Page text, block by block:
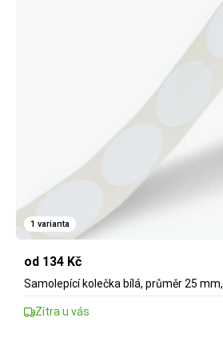
1 varianta
od 134 Kč
Samolepící kolečka bílá, průměr 25
Zítra u vás